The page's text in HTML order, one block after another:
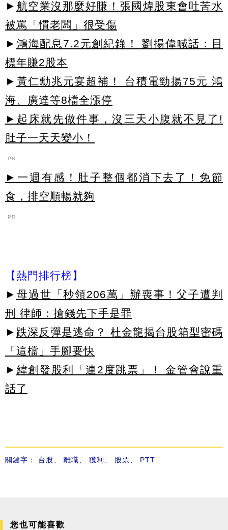
► 航空業沒那麼好賺！張國煒股東會吐苦水
被罵「慣老闆」很受傷
► 鴻海配息7.2元創紀錄！ 劉揚偉喊話：目
標年賺2股本
► 黃仁勳兆元宴超補！ 台積電勁揚75元 鴻
海、廣達等8檔全漲停
►起床就先做件事，沒三天小腹就不見了!
肚子一天天變小！
PR
►一週有感！肚子整個都消下去了！免節
食，排空順暢就夠
PR
【熱門排行榜】
► 母過世「秒領206萬」辦喪事！父子遭判
刑 律師：搶錢先下手是罪
► 跌深反彈是逃命？ 杜金龍揭台股箱型密碼
「這檔」手腳要快
► 緯創發股利「連2度跳票」！ 金管會說重
話了
關鍵字： 台股 離職 獲利 股票 PTT
您也可能喜歡